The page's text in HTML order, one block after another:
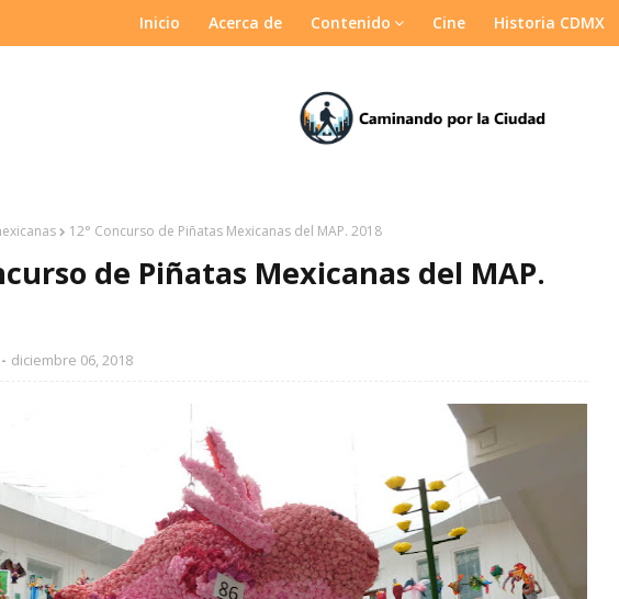
Inicio Acerca de Contenido Cine Historia CDMX
12° Concurso de Piñatas Mexicanas del MAP. 2018
de Piñatas Mexicanas del MAP.
diciembre 06, 2018